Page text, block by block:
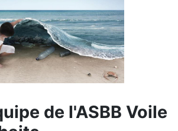
de l'ASBB Voile